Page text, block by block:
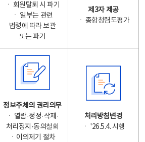
ㆍ 회원탈퇴 시 파기
ㆍ 일부는 관련
법령에 따라 보관
또는 파기
제3자 제공
ㆍ 종합청렴도평가
정보주체의 권리의무
ㆍ 열람·정정·삭제·
처리정지·동의철회
ㆍ이의제기 절차
처리방침변경
ㆍ '26.5.4. 시행